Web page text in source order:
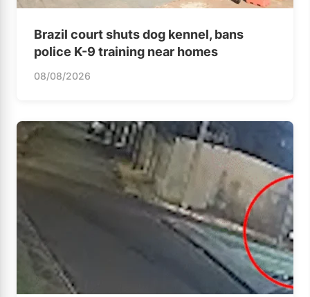
Brazil court shuts dog kennel, bans
police K-9 training near homes
08/08/2026